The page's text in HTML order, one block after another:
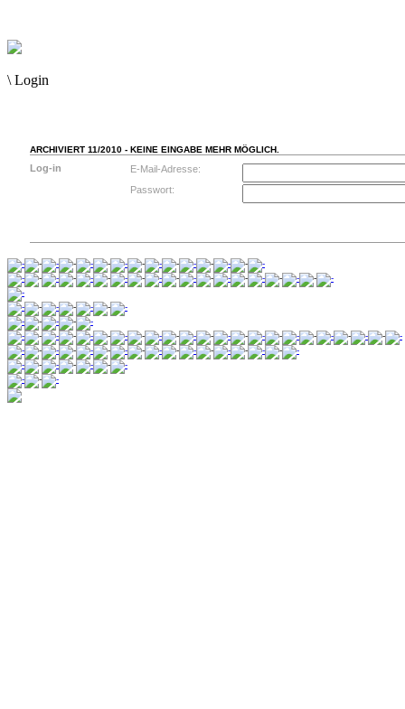
\ Login
ARCHIVIERT 11/2010 - KEINE EINGABE MEHR MÖGLICH.
Log-in
E-Mail-Adresse:
Passwort: